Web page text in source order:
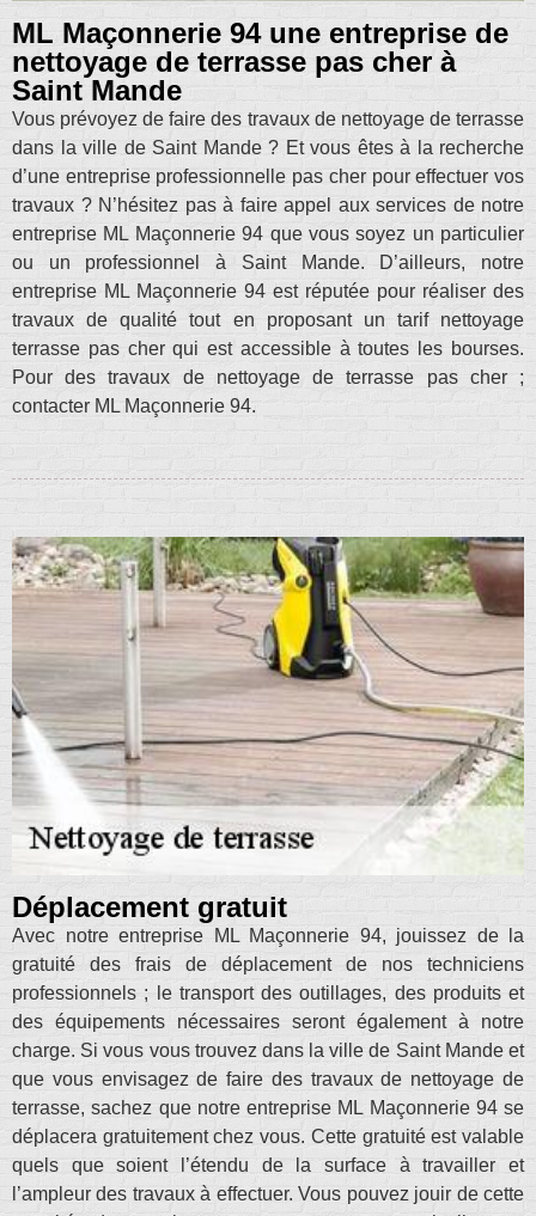
ML Maçonnerie 94 une entreprise de
nettoyage de terrasse pas cher à
Saint Mande
Vous prévoyez de faire des travaux de nettoyage de terrasse
dans la ville de Saint Mande ? Et vous êtes à la recherche
d’une entreprise professionnelle pas cher pour effectuer vos
travaux ? N’hésitez pas à faire appel aux services de notre
entreprise ML Maçonnerie 94 que vous soyez un particulier
ou un professionnel à Saint Mande. D’ailleurs, notre
entreprise ML Maçonnerie 94 est réputée pour réaliser des
travaux de qualité tout en proposant un tarif nettoyage
terrasse pas cher qui est accessible à toutes les bourses.
Pour des travaux de nettoyage de terrasse pas cher ;
contacter ML Maçonnerie 94.
Déplacement gratuit
Avec notre entreprise ML Maçonnerie 94, jouissez de la
gratuité des frais de déplacement de nos techniciens
professionnels ; le transport des outillages, des produits et
des équipements nécessaires seront également à notre
charge. Si vous vous trouvez dans la ville de Saint Mande et
que vous envisagez de faire des travaux de nettoyage de
terrasse, sachez que notre entreprise ML Maçonnerie 94 se
déplacera gratuitement chez vous. Cette gratuité est valable
quels que soient l’étendu de la surface à travailler et
l’ampleur des travaux à effectuer. Vous pouvez jouir de cette